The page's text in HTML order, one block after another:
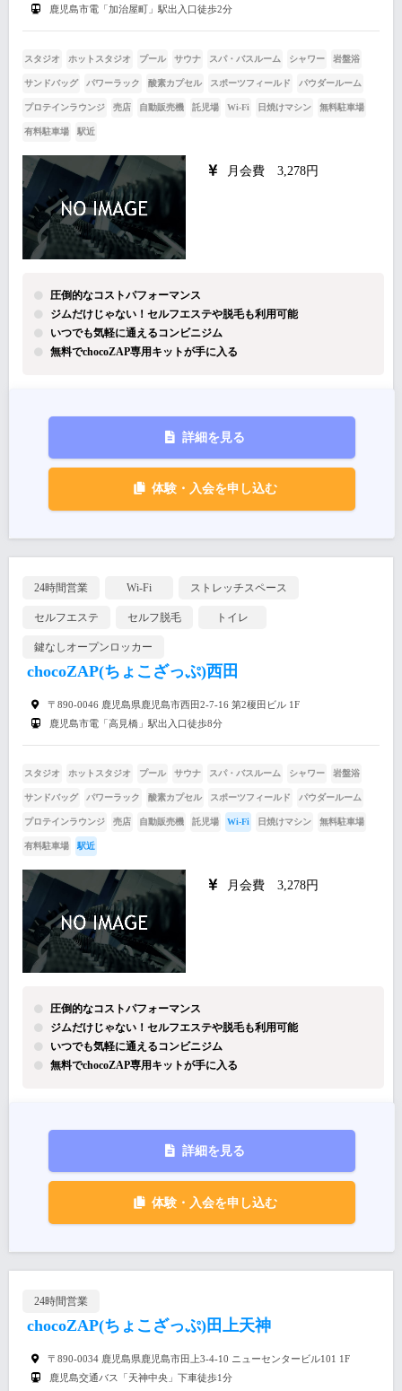
鹿児島市電「加治屋町」駅出入口徒歩2分
スタジオ ホットスタジオ プール サウナ スパ・バスルーム シャワー 岩盤浴
サンドバッグ パワーラック 酸素カプセル スポーツフィールド パウダールーム
プロテインラウンジ 売店 自動販売機 託児場 Wi-Fi 日焼けマシン 無料駐車場
有料駐車場 駅近
月会費 3,278円
圧倒的なコストパフォーマンス
ジムだけじゃない！セルフエステや脱毛も利用可能
いつでも気軽に通えるコンビニジム
無料でchocoZAP専用キットが手に入る
詳細を見る
体験・入会を申し込む
24時間営業 Wi-Fi ストレッチスペース
セルフエステ セルフ脱毛 トイレ
鍵なしオープンロッカー
chocoZAP(ちょこざっぷ)西田
〒890-0046 鹿児島県鹿児島市西田2-7-16 第2榎田ビル 1F
鹿児島市電「高見橋」駅出入口徒歩8分
スタジオ ホットスタジオ プール サウナ スパ・バスルーム シャワー 岩盤浴
サンドバッグ パワーラック 酸素カプセル スポーツフィールド パウダールーム
プロテインラウンジ 売店 自動販売機 託児場 Wi-Fi 日焼けマシン 無料駐車場
有料駐車場 駅近
月会費 3,278円
圧倒的なコストパフォーマンス
ジムだけじゃない！セルフエステや脱毛も利用可能
いつでも気軽に通えるコンビニジム
無料でchocoZAP専用キットが手に入る
詳細を見る
体験・入会を申し込む
24時間営業
chocoZAP(ちょこざっぷ)田上天神
〒890-0034 鹿児島県鹿児島市田上3-4-10 ニューセンタービル101 1F
鹿児島交通バス「天神中央」下車徒歩1分